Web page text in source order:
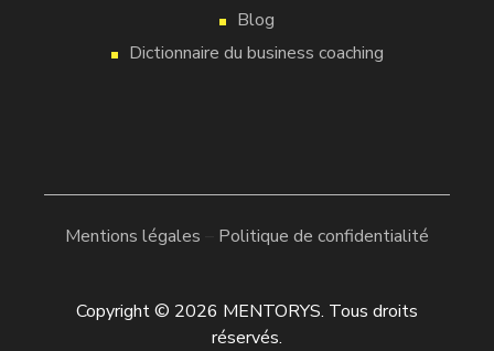
Blog
Dictionnaire du business coaching
Mentions légales Politique de confidentialité
Copyright © 2026 MENTORYS. Tous droits
réservés.